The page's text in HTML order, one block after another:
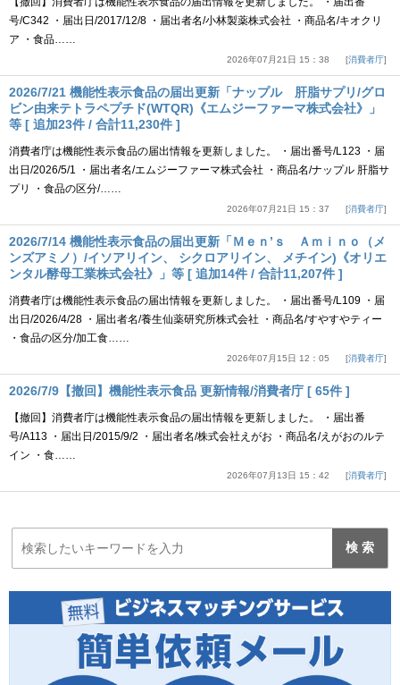
号/C342 ・届出日/2017/12/8 ・届出者名/小林製薬株式会社 ・商品名/キオクリ
ア ・食品……
2026年07月21日 15：38 消費者庁
2026/7/21 機能性表示食品の届出更新「ナップル 肝脂サプリ/グロ
ビン由来テトラペプチド(WTQR)《エムジーファーマ株式会社》」
等 [ 追加23件 / 合計11,230件 ]
消費者庁は機能性表示食品の届出情報を更新しました。 ・届出番号/L123 ・届
出日/2026/5/1 ・届出者名/エムジーファーマ株式会社 ・商品名/ナップル 肝脂サ
プリ ・食品の区分/……
2026年07月21日 15：37 消費者庁
2026/7/14 機能性表示食品の届出更新「Ｍｅｎ’ｓ Ａｍｉｎｏ（メ
ンズアミノ）/イソアリイン、 シクロアリイン、 メチイン)《オリエ
ンタル酵母工業株式会社》」等 [ 追加14件 / 合計11,207件 ]
消費者庁は機能性表示食品の届出情報を更新しました。 ・届出番号/L109 ・届
出日/2026/4/28 ・届出者名/養生仙薬研究所株式会社 ・商品名/すやすやティー
・食品の区分/加工食……
2026年07月15日 12：05 消費者庁
2026/7/9【撤回】機能性表示食品 更新情報/消費者庁 [ 65件 ]
【撤回】消費者庁は機能性表示食品の届出情報を更新しました。 ・届出番
号/A113 ・届出日/2015/9/2 ・届出者名/株式会社えがお ・商品名/えがおのルテ
イン ・食……
2026年07月13日 15：42 消費者庁